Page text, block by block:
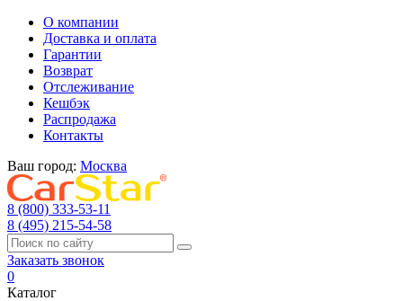
О компании
Доставка и оплата
Гарантии
Возврат
Отслеживание
Кешбэк
Распродажа
Контакты
Ваш город: Москва
8 (800) 333-53-11
8 (495) 215-54-58
Заказать звонок
0
Каталог